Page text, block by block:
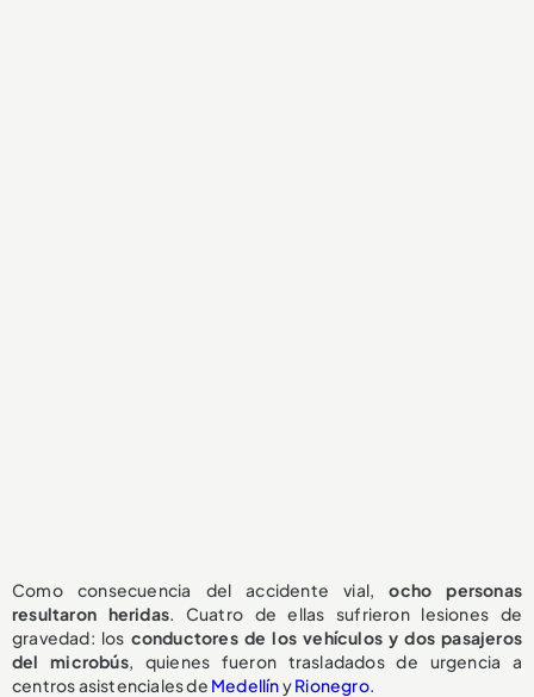
Como consecuencia del accidente vial,ocho personas
resultaron heridas. Cuatro de ellas sufrieron lesiones de
gravedad: los conductores de los vehículos y dos pasajeros
del microbús, quienes fueron trasladados de urgencia a
centros asistenciales de MedellínyRionegro.